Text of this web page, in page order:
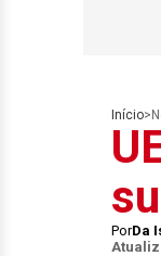
Início>
PorDa